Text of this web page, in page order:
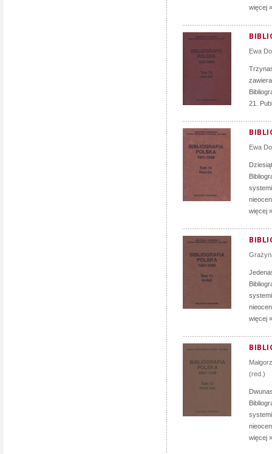
więcej »
Ewa
21.
Ewa
więcej »
więcej »
(red.)
więcej »